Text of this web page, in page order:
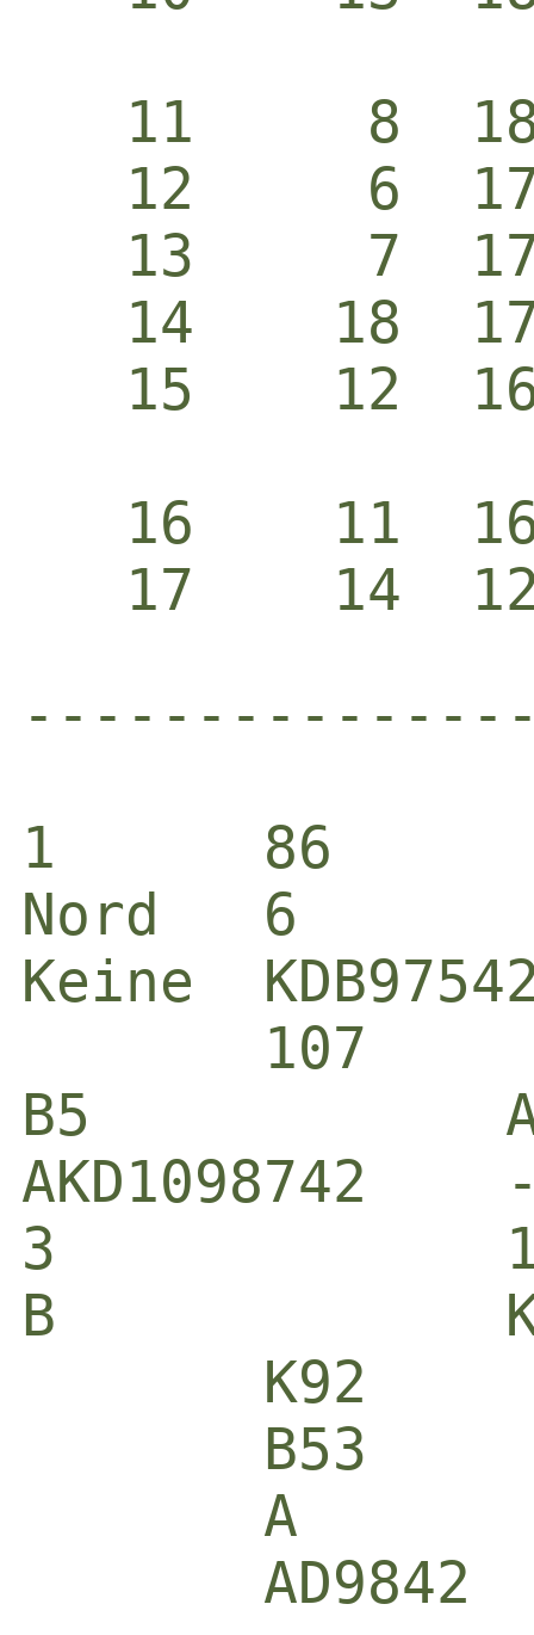
11     8
12     6
13     7
14    18
15    12
16    11
-------------------------------------------------------------------------------------------------------------

1      86                                       2      A84           
Nord   6                                        Ost    7             
Keine  KDB97542                                 N-S    K82           
       107                                             K109843       
B5            AD10743                           B6            75     
AKD1098742    ---                               K4            DB10952
3             1086                              D7643         A95    
B             K653                              A652          DB     
       K92                                             KD10932       
       B53                                             A863          
       A                                               B10           
       AD9842                                          7             

6Kx N -100                                      5P S 650             
       T  K  H  P  N                                   T  K  H  P  N
N      7 11  2  5  3                            NS     9  6  5 11  7 
S      :  :  :  4  2                            O      4  6  7  2  4 
O      6  2 11  8  7                            W      :  :  8  :  : 
W      5  : 10  :  : 

 Paar  Kont     Aus  Ergebnis      Score